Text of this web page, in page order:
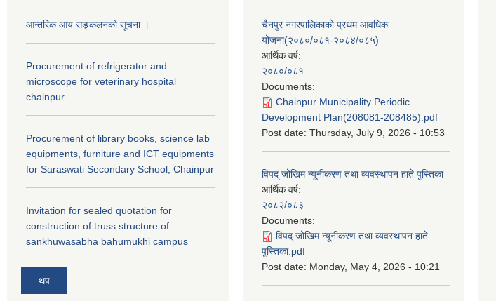
आन्तरिक आय सङ्कलनको सूचना ।
Procurement of refrigerator and
microscope for veterinary hospital
chainpur
Procurement of library books, science lab
equipments, furniture and ICT equipments
for Saraswati Secondary School, Chainpur
Invitation for sealed quotation for
construction of truss structure of
sankhuwasabha bahumukhi campus
थप
चैनपुर नगरपालिकाको प्रथम आवधिक
योजना(२०८०/०८१-२०८४/०८५)
आर्थिक वर्ष:
२०८०/०८१
Documents:
Chainpur Municipality Periodic
Development Plan(208081-208485).pdf
Post date: Thursday, July 9, 2026 - 10:53
विपद् जोखिम न्यूनीकरण तथा व्यवस्थापन हाते पुस्तिका
आर्थिक वर्ष:
२०८२/०८३
Documents:
विपद् जोखिम न्यूनीकरण तथा व्यवस्थापन हाते
पुस्तिका.pdf
Post date: Monday, May 4, 2026 - 10:21